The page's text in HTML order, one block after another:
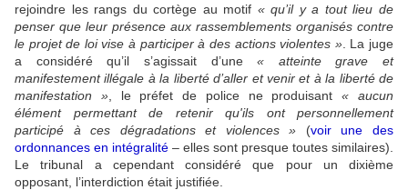
rejoindre les rangs du cortège au motif « qu’il y a tout lieu de
penser que leur présence aux rassemblements organisés contre
le projet de loi vise à participer à des actions violentes ». La juge
a considéré qu’il s’agissait d’une« atteinte grave et
manifestement illégale à la liberté d’aller et venir et à la liberté de
manifestation », le préfet de police ne produisant «
aucun
élément permettant de retenir qu'ils ont personnellement
participé à ces dégradations et violences » (voir une des
ordonnances en intégralité – elles sont presque toutes similaires).
Le tribunal a cependant considéré que pour un dixième
opposant, l’interdiction était justifiée.